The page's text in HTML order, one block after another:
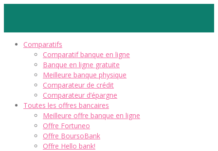
Comparatifs
Comparatif banque en ligne
Banque en ligne gratuite
Meilleure banque physique
Comparateur de crédit
Comparateur d’épargne
Toutes les offres bancaires
Meilleure offre banque en ligne
Offre Fortuneo
Offre BoursoBank
Offre Hello bank!